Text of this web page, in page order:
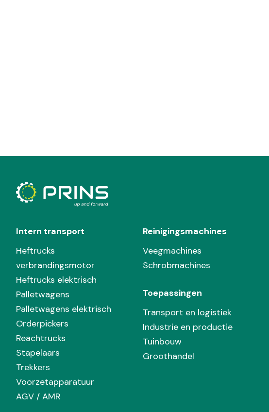
Intern transport
Heftrucks
verbrandingsmotor
Heftrucks elektrisch
Palletwagens
Palletwagens elektrisch
Orderpickers
Reachtrucks
Stapelaars
Trekkers
Voorzetapparatuur
AGV / AMR
Reinigingsmachines
Veegmachines
Schrobmachines
Toepassingen
Transport en logistiek
Industrie en productie
Tuinbouw
Groothandel